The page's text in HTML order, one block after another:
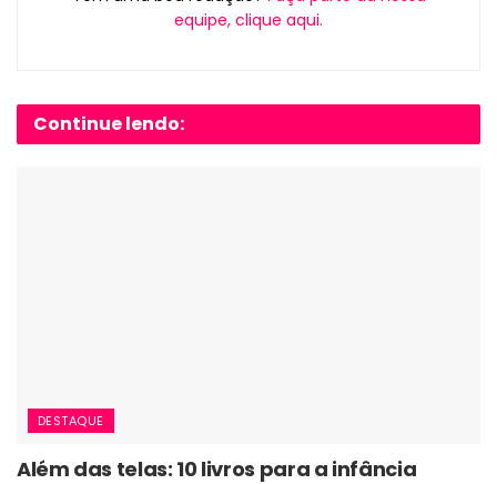
equipe, clique aqui.
Continue lendo:
DESTAQUE
Além das telas: 10 livros para a infância